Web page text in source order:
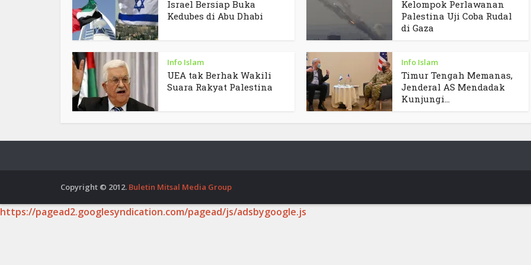
Israel Bersiap Buka
Kedubes di Abu Dhabi
Kelompok Perlawanan
Palestina Uji Coba Rudal
di Gaza
Info Islam
UEA tak Berhak Wakili
Suara Rakyat Palestina
Info Islam
Timur Tengah Memanas,
Jenderal AS Mendadak
Kunjungi...
Copyright © 2012. Buletin Mitsal Media Group
https://pagead2.googlesyndication.com/pagead/js/adsbygoogle.js